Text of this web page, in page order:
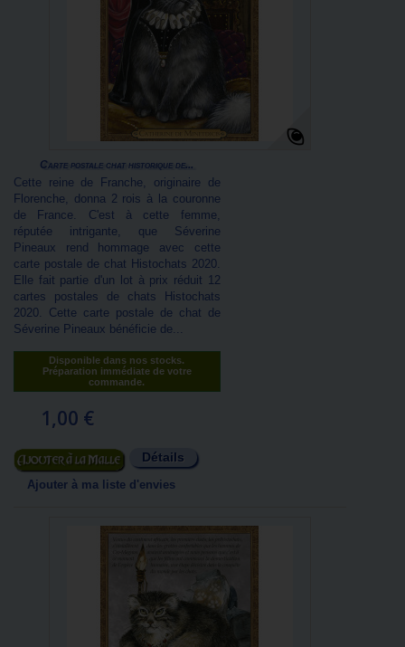
Carte postale chat historique de...
Cette reine de Franche, originaire de
Florenche, donna 2 rois à la couronne
de France. C'est à cette femme,
réputée intrigante, que Séverine
Pineaux rend hommage avec cette
carte postale de chat Histochats 2020.
Elle fait partie d'un lot à prix réduit 12
cartes postales de chats Histochats
2020. Cette carte postale de chat de
Séverine Pineaux bénéficie de...
Disponible dans nos stocks.
Préparation immédiate de votre
commande.
1,00 €
Ajouter au panier Détails
Ajouter à ma liste d'envies